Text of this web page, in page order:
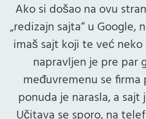
Ako si došao na ovu
„redizajn sajta“ u Google,
imaš sajt koji te već
napravljen je pre par
međuvremenu se firma
ponuda je narasla, a sajt